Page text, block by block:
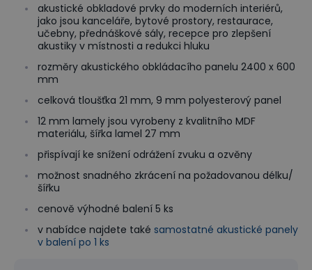
akustické obkladové prvky do moderních interiérů,
jako jsou kanceláře, bytové prostory, restaurace,
učebny, přednáškové sály, recepce pro zlepšení
akustiky v místnosti a redukci hluku
rozměry akustického obkládacího panelu 2400 x 600
mm
celková tloušťka 21 mm, 9 mm polyesterový panel
12 mm lamely jsou vyrobeny z kvalitního MDF
materiálu, šířka lamel 27 mm
přispívají ke snížení odrážení zvuku a ozvěny
možnost snadného zkrácení na požadovanou délku/
šířku
cenově výhodné balení 5 ks
v nabídce najdete také samostatné akustické panely
v balení po 1 ks